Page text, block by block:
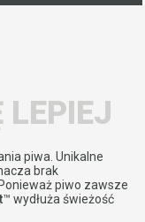
LEPIEJ
piwa. Unikalne
brak
piwo zawsze
™ wydłuża świeżość